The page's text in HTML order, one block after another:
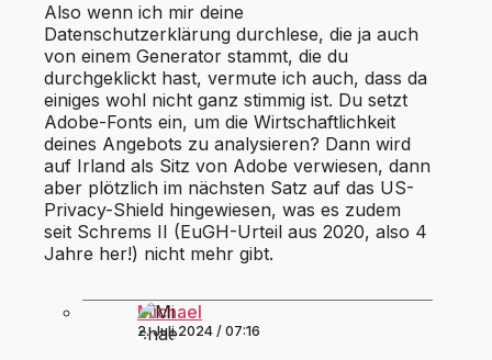
Also wenn ich mir deine
Datenschutzerklärung durchlese, die ja auch
von einem Generator stammt, die du
durchgeklickt hast, vermute ich auch, dass da
einiges wohl nicht ganz stimmig ist. Du setzt
Adobe-Fonts ein, um die Wirtschaftlichkeit
deines Angebots zu analysieren? Dann wird
auf Irland als Sitz von Adobe verwiesen, dann
aber plötzlich im nächsten Satz auf das US-
Privacy-Shield hingewiesen, was es zudem
seit Schrems II (EuGH-Urteil aus 2020, also 4
Jahre her!) nicht mehr gibt.
Michael
2. Juli 2024 / 07:16